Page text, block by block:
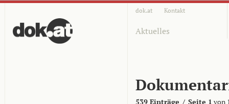
dok.at Kontakt
Aktuelles
539 Einträge / Seite 1 von